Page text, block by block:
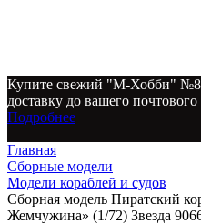
Купите свежий "М-Хобби" №8/
доставку до вашего
Подробнее
Главная
Сборные модели
Модели кораблей и судов
Сборная модель Пиратский
Жемчужина» (1/72) Звезда